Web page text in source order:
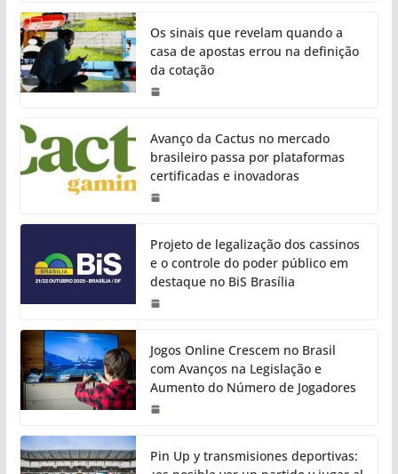
Os sinais que revelam quando a
casa de apostas errou na definição
da cotação
Avanço da Cactus no mercado
brasileiro passa por plataformas
certificadas e inovadoras
Projeto de legalização dos cassinos
e o controle do poder público em
destaque no BiS Brasília
Jogos Online Crescem no Brasil
com Avanços na Legislação e
Aumento do Número de Jogadores
Pin Up y transmisiones deportivas: